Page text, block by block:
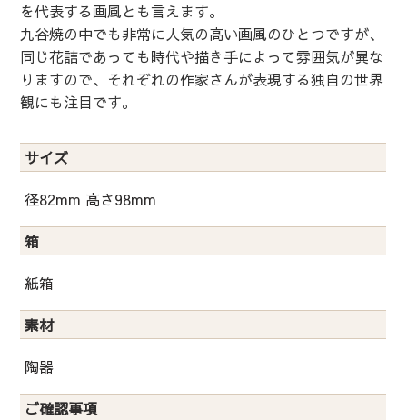
を代表する画風とも言えます。
九谷焼の中でも非常に人気の高い画風のひとつですが、
同じ花詰であっても時代や描き手によって雰囲気が異な
りますので、それぞれの作家さんが表現する独自の世界
観にも注目です。
サイズ
径82mm 高さ98mm
箱
紙箱
素材
陶器
ご確認事項